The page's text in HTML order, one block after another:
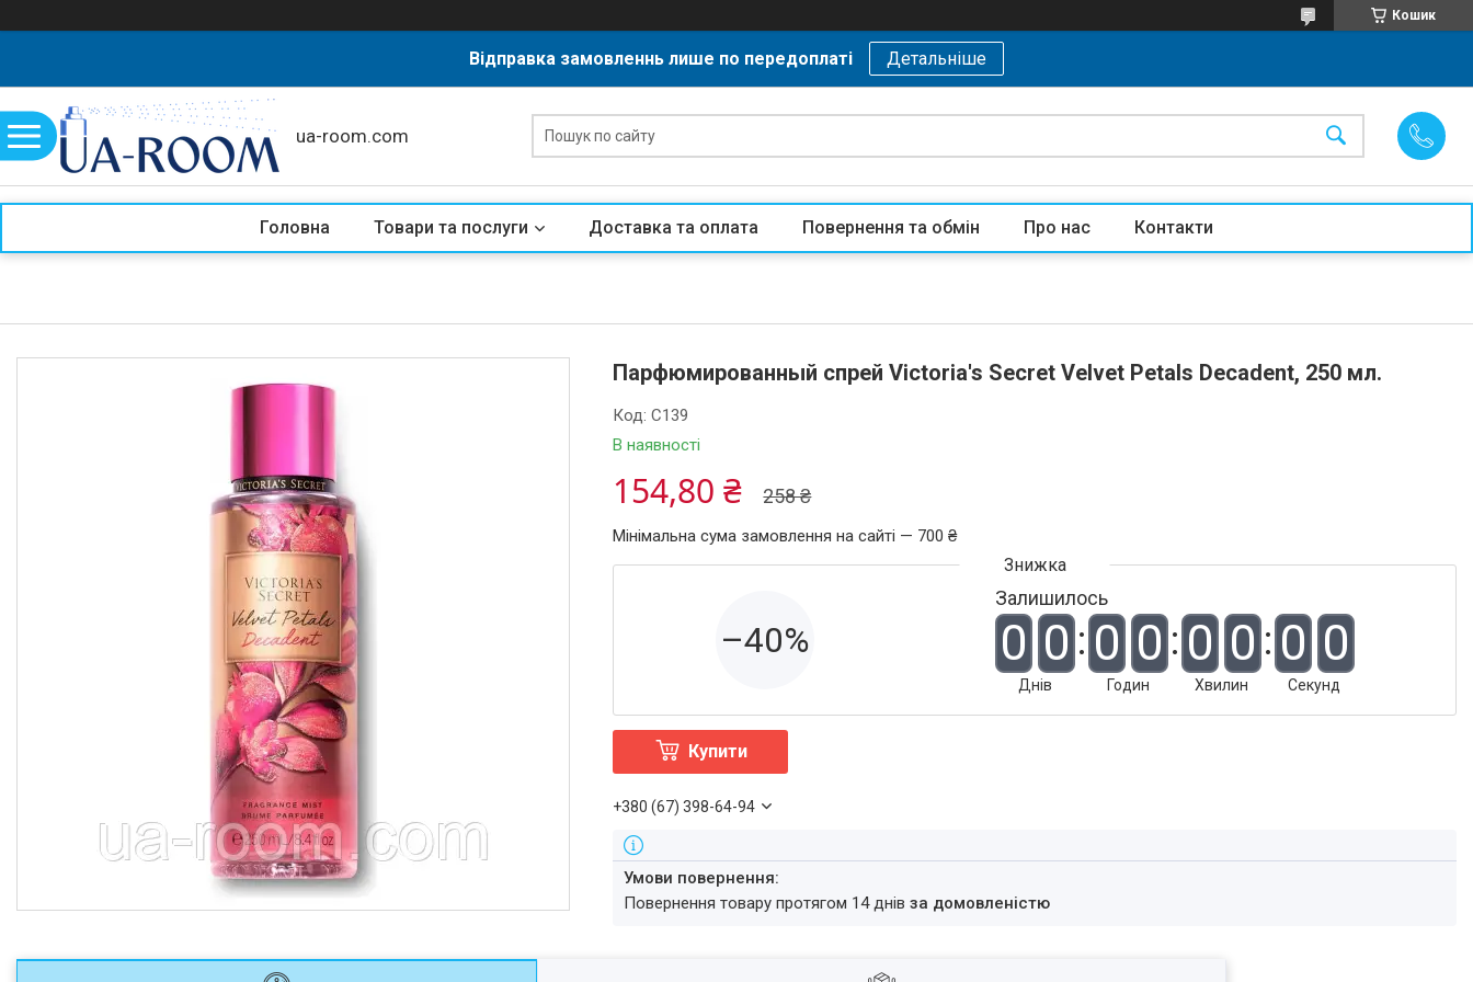
Кошик
Відправка замовленнь лише по передоплаті Детальніше
ua-room.com
Головна Товари та послуги Доставка та оплата Повернення та обмін Про нас Контакти
Парфюмированный спрей Victoria's Secret Velvet Petals Decadent, 250 мл.
В наявності
Код:C139
258 ₴
154,80 ₴
Мінімальна сума замовлення на сайті — 700 ₴
–40%
Залишилось
0 0
Днів
0 0
Годин
0 0
Хвилин
0 0
Секунд
Купити
+380 (67) 398-64-94
повернення товару протягом 14 днівза домовленістю